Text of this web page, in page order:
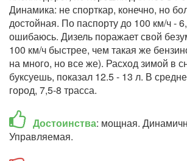
Динамика: не спорткар, конечно, но
достойная. По паспорту до 100 км/ч -
ошибаюсь. Дизель поражает свой
100 км/ч быстрее, чем такая же
на много, но все же). Расход зимой в
буксуешь, показал 12.5 - 13 л. В
город, 7,5-8 трасса.
Достоинства: мощная.
Управляемая.